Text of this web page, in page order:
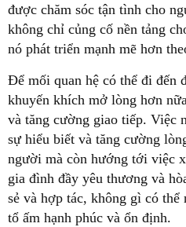
được chăm sóc tận tình cho
không chỉ củng cố nền tảng
nó phát triển mạnh mẽ hơn
Để mối quan hệ có thể đi đến
khuyến khích mở lòng hơn
và tăng cường giao tiếp. Việc
sự hiểu biết và tăng cường
người mà còn hướng tới việc
gia đình đầy yêu thương và
sẻ và hợp tác, không gì có thể
tổ ấm hạnh phúc và ổn định.